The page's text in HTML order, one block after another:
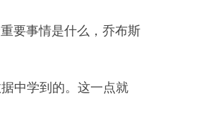
要事情是什么，乔布斯
中学到的。这一点就